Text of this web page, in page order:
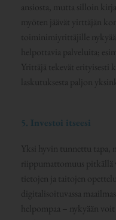
ansiosta, mutta silloin
myöten jäävät yirttäjän
toiminimiyrittäjille
helpottavia palveluita;
Yrittäjä tekevät erityisesti
laskutuksesta paljon
5. Investoi itseesi
Yksi hyvin tunnettu tapa,
riippumattomuus
tietojen ja taitojen
digitalisoituvassa
helpompaa – nykyään